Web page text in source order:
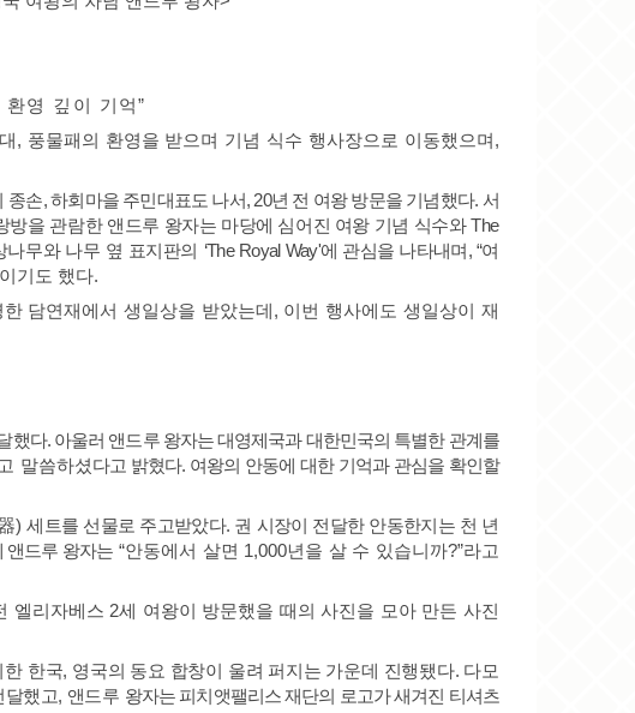
환영 깊이 기억”
, 풍물패의 환영을 받으며 기념 식수 행사장으로 이동했으며 ,
종손,하회마을 주민대표도 나서, 20년 전 여왕 방문을 기념했다. 서
방을 관람한 앤드루 왕자는 마당에 심어진 여왕 기념 식수와The
무와 나무 옆 표지판의 ‘The Royal Way'에 관심을 나타내며 , “여
기도 했다.
한 담연재에서 생일상을 받았는데 , 이번 행사에도 생일상이 재
했다. 아울러 앤드루 왕자는 대영제국과 대한민국의 특별한 관계를
고 말씀하셨다고 밝혔다. 여왕의 안동에 대한 기억과 관심을 확인할
) 세트를 선물로 주고받았다. 권 시장이 전달한 안동한지는 천 년
앤드루 왕자는 “안동에서 살면 1,000년을 살 수 있습니까?”라고
엘리자베스 2세 여왕이 방문했을 때의 사진을 모아 만든 사진
한 한국, 영국의 동요 합창이 울려 퍼지는 가운데 진행됐다. 다모
달했고, 앤드루 왕자는 피치앳팰리스 재단의 로고가 새겨진 티셔츠